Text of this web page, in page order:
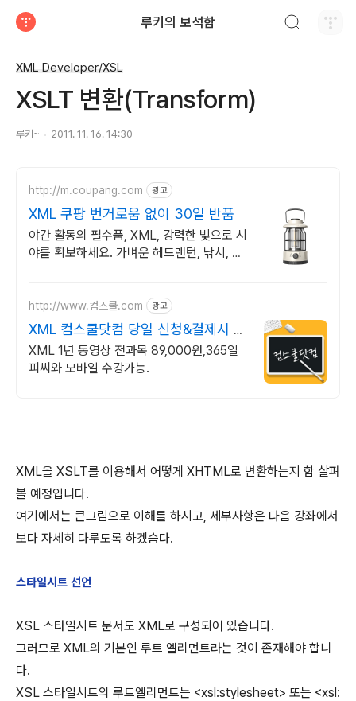
루키의 보석함
XML Developer/XSL
XSLT 변환(Transform)
루키~ 2011. 11. 16. 14:30
http://m.coupang.com 광고
XML 쿠팡 번거로움 없이 30일 반품
야간 활동의 필수품, XML, 강력한 빛으로 시
야를 확보하세요. 가벼운 헤드랜턴, 낚시, 등
http://www.컴스쿨.com 광고
XML 컴스쿨닷컴 당일 신청&결제시 기
프티콘!
XML 1년 동영상 전과목 89,000원,365일
피씨와 모바일 수강가능.
XML을 XSLT를 이용해서 어떻게 XHTML로 변환하는지 함 살펴
볼 예정입니다.
여기에서는 큰그림으로 이해를 하시고, 세부사항은 다음 강좌에서
보다 자세히 다루도록 하겠슴다.
스타일시트 선언
XSL 스타일시트 문서도 XML로 구성되어 있습니다.
그러므로 XML의 기본인 루트 엘리먼트라는 것이 존재해야 합니
다.
XSL 스타일시트의 루트엘리먼트는 <xsl:stylesheet> 또는 <xsl: